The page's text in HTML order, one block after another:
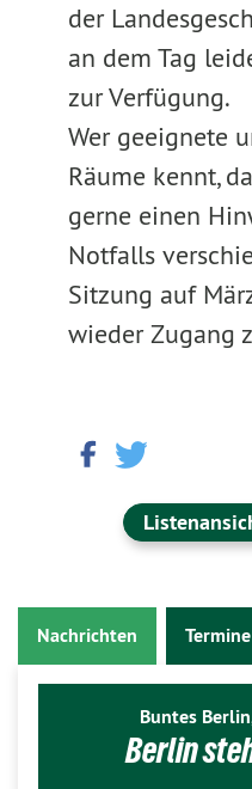
der
an dem Tag
zur Verfügung.
Wer geeignete
Räume kennt,
gerne einen
Notfalls
Sitzung auf
wieder Zugang
Nachrichten Termine
Buntes
Berlin